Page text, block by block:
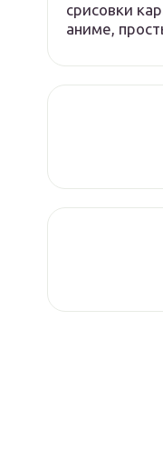
срисовки
аниме,